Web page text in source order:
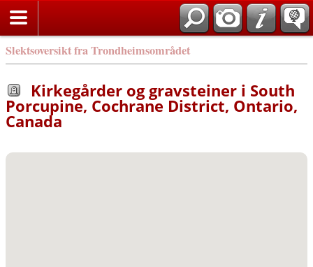
Slektsoversikt fra Trondheimsområdet
Kirkegårder og gravsteiner i South
Porcupine, Cochrane District, Ontario,
Canada